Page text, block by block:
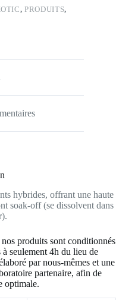
,PRODUITS,
hybrides, offrant une haute
soak-off (se dissolvent dans
produits sont conditionnés
seulement 4h du lieu de
par nous-mêmes et une
partenaire, afin de
optimale.